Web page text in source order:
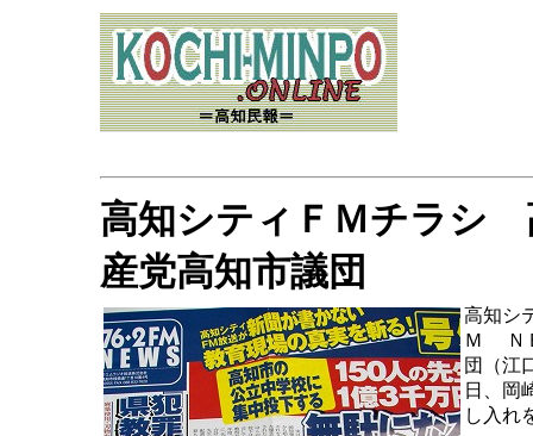
高知シティＦＭチラシ
産党高知市議団
高知シ
Ｍ Ｎ
団（江
日、岡
し入れ